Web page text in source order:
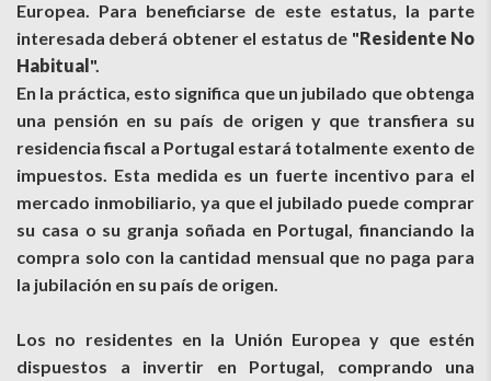
Europea. Para beneficiarse de este estatus, la parte
interesada deberá obtener el estatus de "Residente No
Habitual ".
En la práctica, esto significa que un jubilado que obtenga
una pensión en su país de origen y que transfiera su
residencia fiscal a Portugal estará totalmente exento de
impuestos. Esta medida es un fuerte incentivo para el
mercado inmobiliario, ya que el jubilado puede comprar
su casa o su granja soñada en Portugal, financiando la
compra solo con la cantidad mensual que no paga para
la jubilación en su país de origen.
Los no residentes en la Unión Europea y que estén
dispuestos a invertir en Portugal, comprando una